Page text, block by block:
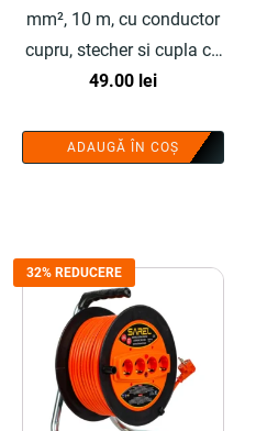
mm², 10 m, cu conductor
cupru, stecher si cupla cu
protectie - COBI SMART®
49.00 lei
ADAUGĂ ÎN COȘ
32% REDUCERE